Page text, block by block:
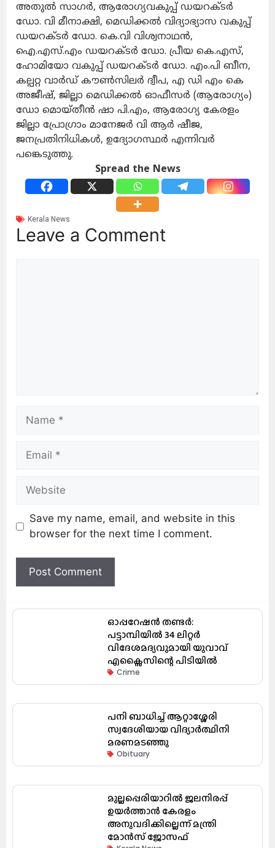
അതുൽ സാഗർ, ആരോഗ്യവകുപ്പ് ഡയറക്ടർ
ഡോ. വി മീനാക്ഷി, മെഡിക്കൽ വിദ്യാഭ്യാസ വകുപ്പ്
ഡയറക്ടർ ഡോ. കെ.വി വിശ്വനാഥൻ,
ഐ.എസ്.എം ഡയറക്ടർ ഡോ. പ്രീയ കെ.എസ്,
ഹോമിയോ വകുപ്പ് ഡയറക്ടർ ഡോ. എം.പി ബീന,
കല്പറ്റ വാർഡ് കൗൺസിലർ ദ്വീപ, എ ഡി എം കെ
അജീഷ്, ജില്ലാ മെഡിക്കൽ ഓഫീസർ (ആരോഗ്യം)
ഡോ മൊയ്തീൻ ഷാ പി.എം, ആരോഗ്യ കേരളം
ജില്ലാ പ്രോഗ്രാം മാനേജർ വി ആർ ഷീജ,
ജനപ്രതിനിധികൾ, ഉദ്യോഗസ്ഥർ എന്നിവർ
പങ്കെടുത്തു.
Spread the News
Kerala News
Leave a Comment
Save my name, email, and website in this
browser for the next time I comment.
ഓപ്പറേഷൻ തണ്ടർ:
പട്ടാമ്പിയിൽ 34 ലിറ്റർ
വിദേശമദ്യവുമായി യുവാവ്
എക്സൈസിന്റെ പിടിയിൽ
Crime
പനി ബാധിച്ച് ആറ്റാശ്ശേരി
സ്വദേശിയായ വിദ്യാർത്ഥിനി
മരണമടഞ്ഞു
Obituary
മുല്ലപ്പെരിയാറിൽ ജലനിരപ്പ്
ഉയർത്താൻ കേരളം
അനുവദിക്കില്ലെന്ന് മന്ത്രി
മോൻസ് ജോസഫ്